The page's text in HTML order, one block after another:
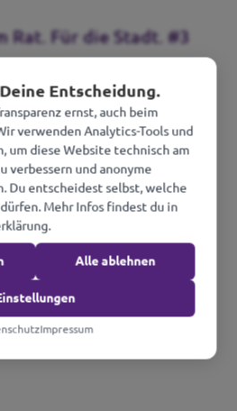
Rat. Für die Stadt. #3
Entscheidung.
ernst, auch beim
verwenden Analytics-Tools und
um diese Website technisch am
verbessern und anonyme
Du entscheidest selbst, welche
Mehr Infos findest du in
Alle ablehnen
Impressum